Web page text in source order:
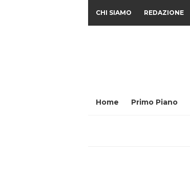
CHI SIAMO REDAZIONE
Home Primo Piano